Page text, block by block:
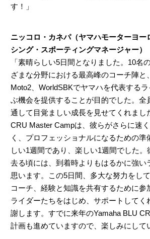
す！」
ニッコロ・カネパ（ヤマハモーターヨー
シング・スポーティングマネージャー）
「素晴らしい5日間となりました。10名
ざまな分野における最高峰のコーチ陣と
Moto2、WorldSBKでヤマハを代表する
ぶ機会を提供することが目的でした。全
通して目覚ましい成長を見せてくれまし
CRU Master Campは、彼らがさらに速
く、プロフェッショナルになるための
しい1週間であり、楽しい1週間でした
去る頃には、到着時よりもはるかに強い
思います。この5日間、多大な努力をし
コーチ、経験と知識を共有するために参
ライダーたちをはじめ、サポートしてく
謝します。すでに来年のYamaha BLU
計画も進めていますので、楽しみにして